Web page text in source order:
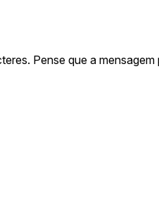
Pense que a mensagem